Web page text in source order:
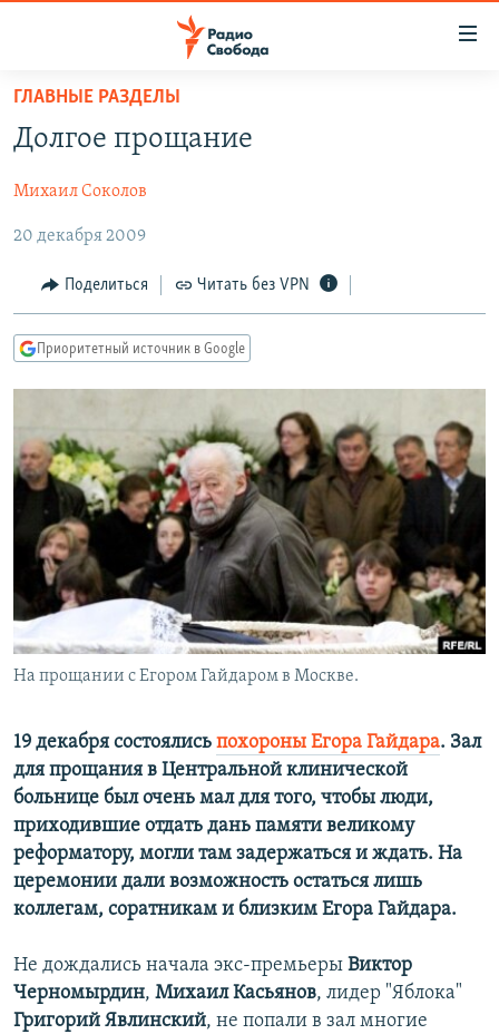
упрощенного
доступа
содержанию
Вернутся
главной
навигации
Вернутся
поиску
ПОДКАСТЫ
АВТОРСКИЕ ПРОЕКТЫ
ЦИТАТЫ СВОБОДЫ
МНЕНИЯ
КУЛЬТУРА
IDEL.РЕАЛИИ
СЕВЕР.РЕАЛИИ
СИБИРЬ.РЕАЛИИ
РАСПИСАНИЕ ВЕЩАНИЯ
ПОДПИШИТЕСЬ НА РАССЫЛКУ
СОЦИАЛЬНЫЕ СЕТИ
Все сайты РСЕ/РС
ГЛАВНЫЕ РАЗДЕЛЫ
Долгое прощание
Михаил Соколов
20 декабря 2009
Поделиться Читать без VPN
Приоритетный источник в Google
На прощании с Егором Гайдаром в Москве.
19 декабря состоялись похороны Егора Гайдара. Зал
для прощания в Центральной клинической
больнице был очень мал для того, чтобы люди,
приходившие отдать дань памяти великому
реформатору, могли там задержаться и ждать. На
церемонии дали возможность остаться лишь
коллегам, соратникам и близким Егора Гайдара.
Не дождались начала экс-премьеры Виктор
Черномырдин, Михаил Касьянов, лидер "Яблока"
Григорий Явлинский, не попали в зал многие